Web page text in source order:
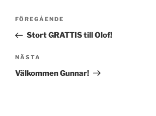
Inläggsnavigering
Föregående
inlägg
FÖREGÅENDE
Stort GRATTIS till Olof!
Nästa
inlägg
NÄSTA
Välkommen Gunnar!